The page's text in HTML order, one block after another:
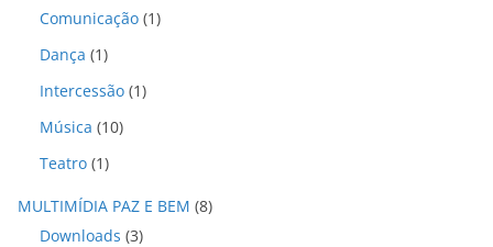
Comunicação (1)
Dança (1)
Intercessão (1)
Música (10)
Teatro (1)
MULTIMÍDIA PAZ E BEM (8)
Downloads (3)